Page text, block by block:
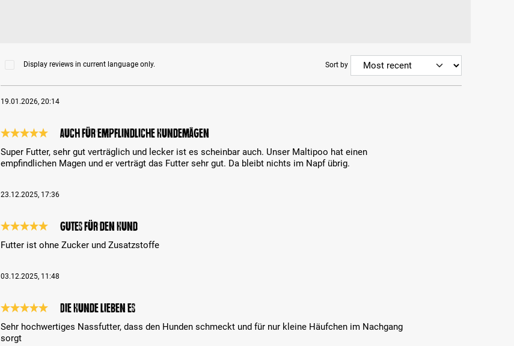
Display reviews in current language only. Sort by
19.01.2026, 20:14
Auch für empflindliche Hundemägen
Super Futter, sehr gut verträglich und lecker ist es scheinbar auch. Unser Maltipoo hat einen
empfindlichen Magen und er verträgt das Futter sehr gut. Da bleibt nichts im Napf übrig.
23.12.2025, 17:36
Gutes für den Hund
Futter ist ohne Zucker und Zusatzstoffe
03.12.2025, 11:48
Die Hunde lieben es
Sehr hochwertiges Nassfutter, dass den Hunden schmeckt und für nur kleine Häufchen im Nachgang
sorgt